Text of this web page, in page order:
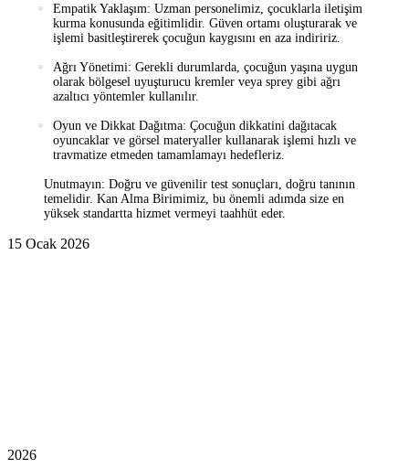
Empatik Yaklaşım: Uzman personelimiz, çocuklarla iletişim
kurma konusunda eğitimlidir. Güven ortamı oluşturarak ve
işlemi basitleştirerek çocuğun kaygısını en aza indiririz.
Ağrı Yönetimi: Gerekli durumlarda, çocuğun yaşına uygun
olarak bölgesel uyuşturucu kremler veya sprey gibi ağrı
azaltıcı yöntemler kullanılır.
Oyun ve Dikkat Dağıtma: Çocuğun dikkatini dağıtacak
oyuncaklar ve görsel materyaller kullanarak işlemi hızlı ve
travmatize etmeden tamamlamayı hedefleriz.
Unutmayın: Doğru ve güvenilir test sonuçları, doğru tanının
temelidir. Kan Alma Birimimiz, bu önemli adımda size en
yüksek standartta hizmet vermeyi taahhüt eder.
15 Ocak 2026
2026